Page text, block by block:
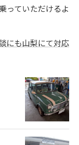
っていただけるよ
にも山梨にて対応